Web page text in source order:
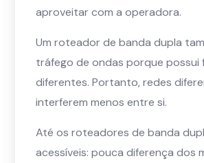
aproveitar com a operadora.
Um roteador de banda dupla
tráfego de ondas porque possui
diferentes. Portanto, redes
interferem menos entre si.
Até os roteadores de banda
acessíveis: pouca diferença dos